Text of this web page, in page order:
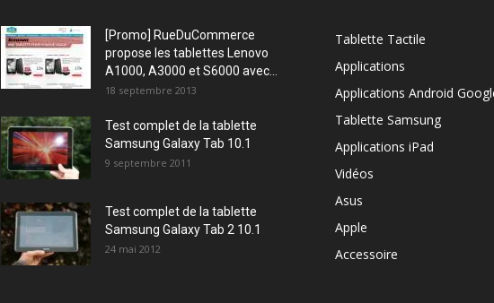
[Promo] RueDuCommerce
propose les tablettes Lenovo
A1000, A3000 et S6000 avec...
18 septembre 2013
Test complet de la tablette
Samsung Galaxy Tab 10.1
9 septembre 2011
Test complet de la tablette
Samsung Galaxy Tab 2 10.1
24 mai 2012
Tablette Tactile
Applications
Applications Android
Tablette Samsung
Applications iPad
Vidéos
Asus
Apple
Accessoire